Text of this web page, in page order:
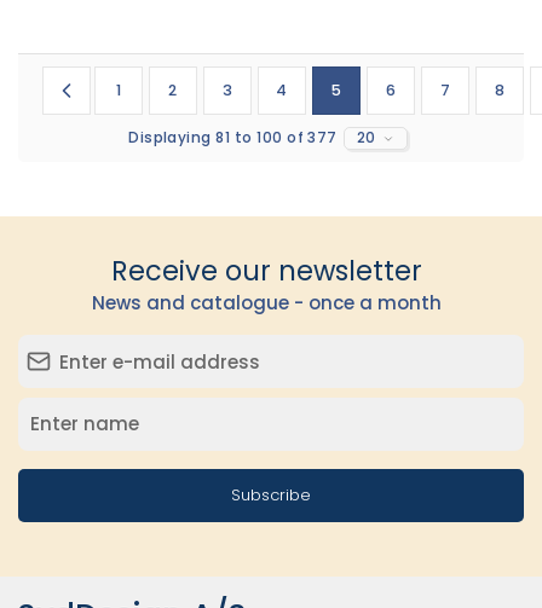
1 2 3 4 5 6 7 8
Displaying 81 to 100 of 377 20
Receive our newsletter
News and catalogue - once a month
Subscribe